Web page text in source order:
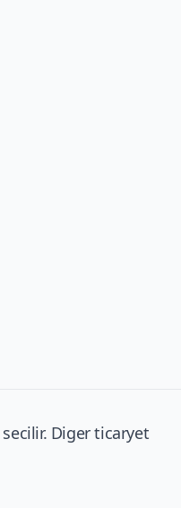
Diger ticaryet